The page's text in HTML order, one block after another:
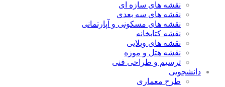
نقشه های سازه ای
نقشه های سه بعدی
نقشه های مسکونی و آپارتمانی
نقشه کتابخانه
نقشه های ویلایی
نقشه هتل و موزه
ترسیم و طراحی فنی
دانشجویی
طرح معماری